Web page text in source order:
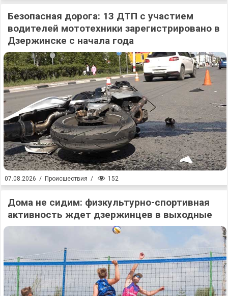
Безопасная дорога: 13 ДТП с участием
водителей мототехники зарегистрировано в
Дзержинске с начала года
07.08.2026 / Происшествия / 152
Дома не сидим: физкультурно-спортивная
активность ждет дзержинцев в выходные